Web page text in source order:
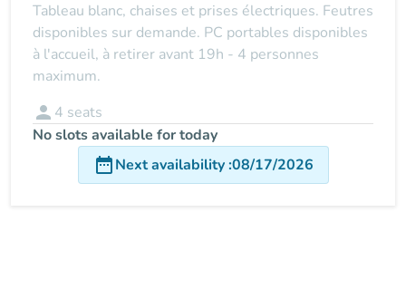
Tableau blanc, chaises et prises électriques. Feutres
disponibles sur demande. PC portables disponibles
à l'accueil, à retirer avant 19h - 4 personnes
maximum.
person 4 seats
No slots available for today
date_rangeNext availability:08/17/2026